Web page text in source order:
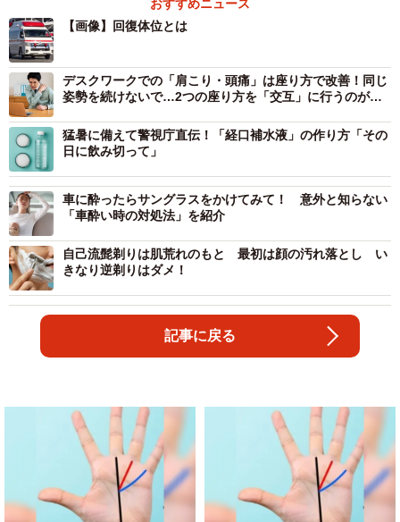
おすすめニュース
【画像】回復体位とは
デスクワークでの「肩こり・頭痛」は座り方で改善！同じ
姿勢を続けないで…2つの座り方を「交互」に行うのがお
猛暑に備えて警視庁直伝！「経口補水液」の作り方「その
日に飲み切って」
車に酔ったらサングラスをかけてみて！ 意外と知らない
「車酔い時の対処法」を紹介
自己流髭剃りは肌荒れのもと 最初は顔の汚れ落とし い
きなり逆剃りはダメ！
記事に戻る